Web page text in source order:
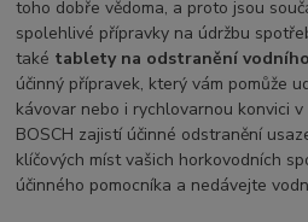
toho dobře vědoma, a proto jsou
spolehlivé přípravky na údržbu
také tablety na odstranění
účinný přípravek, který vám pomůže
kávovar nebo i rychlovarnou konvici
BOSCH zajistí účinné odstranění
klíčových míst vašich horkovodních
účinného pomocníka a nedávejte